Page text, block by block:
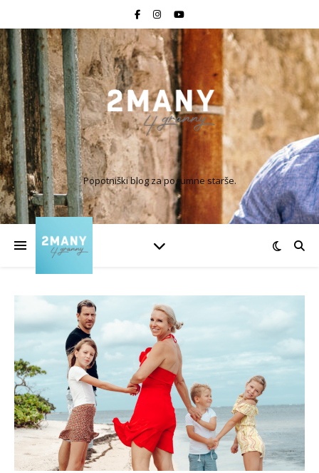
Popotniški blog za pogumne starše.